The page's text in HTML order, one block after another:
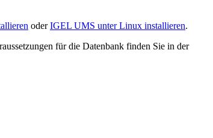
oderIGEL UMS unter Linux installieren.
für die Datenbank finden Sie in der